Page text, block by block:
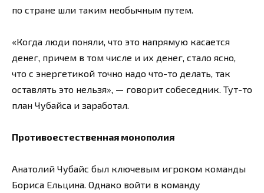
по стране шли таким необычным путем.
«Когда люди поняли, что это напрямую касается
денег, причем в том числе и их денег, стало ясно,
что с энергетикой точно надо что-то делать, так
оставлять это нельзя», — говорит собеседник. Тут-то
план Чубайса и заработал.
Противоестественная монополия
Анатолий Чубайс был ключевым игроком команды
Бориса Ельцина. Однако войти в команду